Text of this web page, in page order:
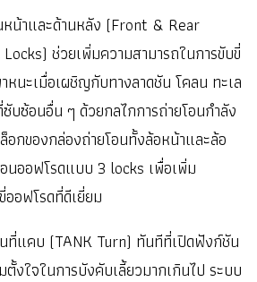
หน้าและด้านหลัง (Front & Rear
ช่วยเพิ่มความสามารถในการขับขี่
นะเมื่อเผชิญกับทางลาดชัน โคลน ทะเล
บซ้อนอื่น ๆ ด้วยกลไกการถ่ายโอนกำลัง
กของกล่องถ่ายโอนทั้งล้อหน้าและล้อ
นออฟโรดแบบ 3 locks เพื่อเพิ่ม
อฟโรดที่ดีเยี่ยม
ที่แคบ (TANK Turn) ทันทีที่เปิดฟังก์ชัน
งใจในการบังคับเลี้ยวมากเกินไป ระบบ